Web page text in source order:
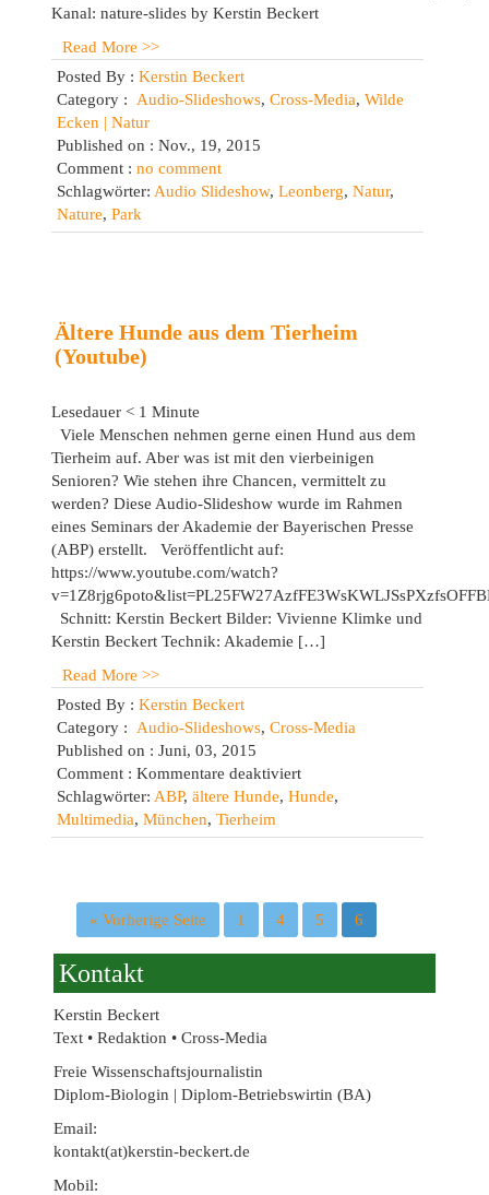
Kanal: nature-slides by Kerstin Beckert
Read More >>
Posted By : Kerstin Beckert
Category : Audio-Slideshows, Cross-Media, Wilde
Ecken | Natur
Published on : Nov., 19, 2015
Comment : no comment
Schlagwörter: Audio Slideshow, Leonberg, Natur,
Nature, Park
Ältere Hunde aus dem Tierheim
(Youtube)
Lesedauer < 1 Minute
Viele Menschen nehmen gerne einen Hund aus dem
Tierheim auf. Aber was ist mit den vierbeinigen
Senioren? Wie stehen ihre Chancen, vermittelt zu
werden? Diese Audio-Slideshow wurde im Rahmen
eines Seminars der Akademie der Bayerischen Presse
(ABP) erstellt. Veröffentlicht auf:
https://www.youtube.com/watch?
Schnitt: Kerstin Beckert Bilder: Vivienne Klimke und
Kerstin Beckert Technik: Akademie […]
Read More >>
Posted By : Kerstin Beckert
Category : Audio-Slideshows, Cross-Media
Published on : Juni, 03, 2015
Comment : Kommentare deaktiviertfür
Ältere
aus
(Youtube)
Schlagwörter: ABP, ältere Hunde, Hunde,
Multimedia, München, Tierheim
« Vorherige Seite 1 4 5 6
Kontakt
Kerstin Beckert
Text • Redaktion • Cross-Media
Freie Wissenschaftsjournalistin
Diplom-Biologin | Diplom-Betriebswirtin (BA)
Email:
kontakt(at)kerstin-beckert.de
Mobil: